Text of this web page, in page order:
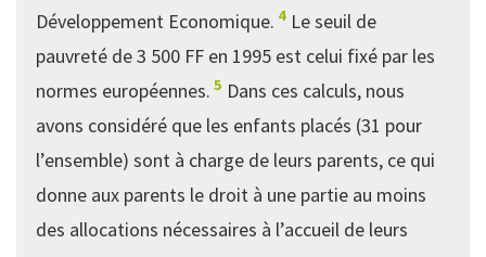
Développement Economique. 4Le seuil de
pauvreté de 3 500 FF en 1995 est celui fixé par les
normes européennes. 5 Dans ces calculs, nous
avons considéré que les enfants placés (31 pour
l’ensemble) sont à charge de leurs parents, ce qui
donne aux parents le droit à une partie au moins
des allocations nécessaires à l’accueil de leurs